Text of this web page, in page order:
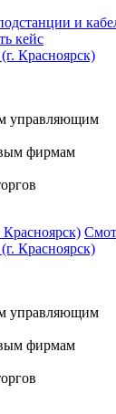
и
кейс
управляющим
фирмам
управляющим
фирмам